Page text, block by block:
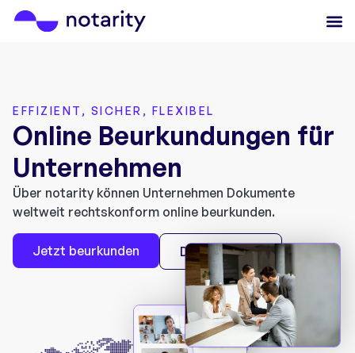
EFFIZIENT, SICHER, FLEXIBEL
Online Beurkundungen für
Unternehmen
Über notarity können Unternehmen Dokumente
weltweit rechtskonform online beurkunden.
Jetzt beurkunden Demo buchen